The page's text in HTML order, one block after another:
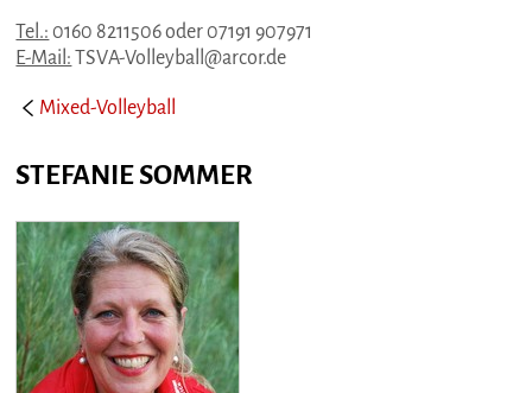
Tel.: 0160 8211506 oder 07191 907971
E-Mail: TSVA-Volleyball@arcor.de
Mixed-Volleyball
STEFANIE SOMMER